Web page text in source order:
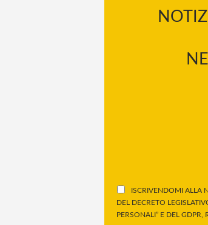
ISCRIVENDOMI ALLA
DEL DECRETO
PERSONALI” E DEL